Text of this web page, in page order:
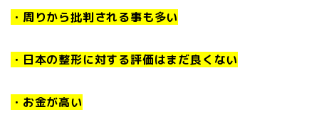
・周りから批判される事も多い
・日本の整形に対する評価はまだ良くない
・お金が高い